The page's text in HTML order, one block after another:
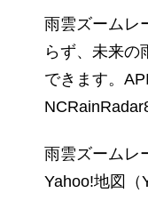
雨雲ズームレ
らず、未来の
できます。
雨雲ズームレ
Yahoo!地図（